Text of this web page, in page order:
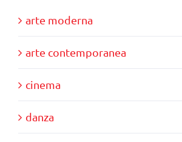
arte moderna
arte contemporanea
cinema
danza